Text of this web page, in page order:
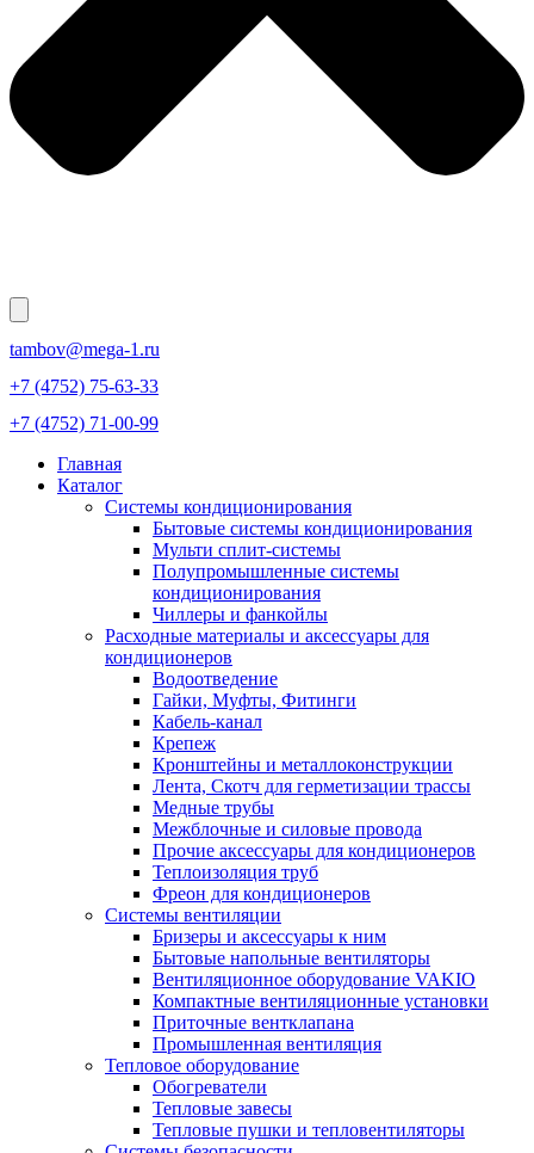
tambov@mega-1.ru
+7 (4752) 75-63-33
+7 (4752) 71-00-99
Главная
Каталог
Системы кондиционирования
Бытовые системы кондиционирования
Мульти сплит-системы
Полупромышленные системы
кондиционирования
Чиллеры и фанкойлы
Расходные материалы и аксессуары для
кондиционеров
Водоотведение
Гайки, Муфты, Фитинги
Кабель-канал
Крепеж
Кронштейны и металлоконструкции
Лента, Скотч для герметизации трассы
Медные трубы
Межблочные и силовые провода
Прочие аксессуары для кондиционеров
Теплоизоляция труб
Фреон для кондиционеров
Системы вентиляции
Бризеры и аксессуары к ним
Бытовые напольные вентиляторы
Вентиляционное оборудование VAKIO
Компактные вентиляционные установки
Приточные вентклапана
Промышленная вентиляция
Тепловое оборудование
Обогреватели
Тепловые завесы
Тепловые пушки и тепловентиляторы